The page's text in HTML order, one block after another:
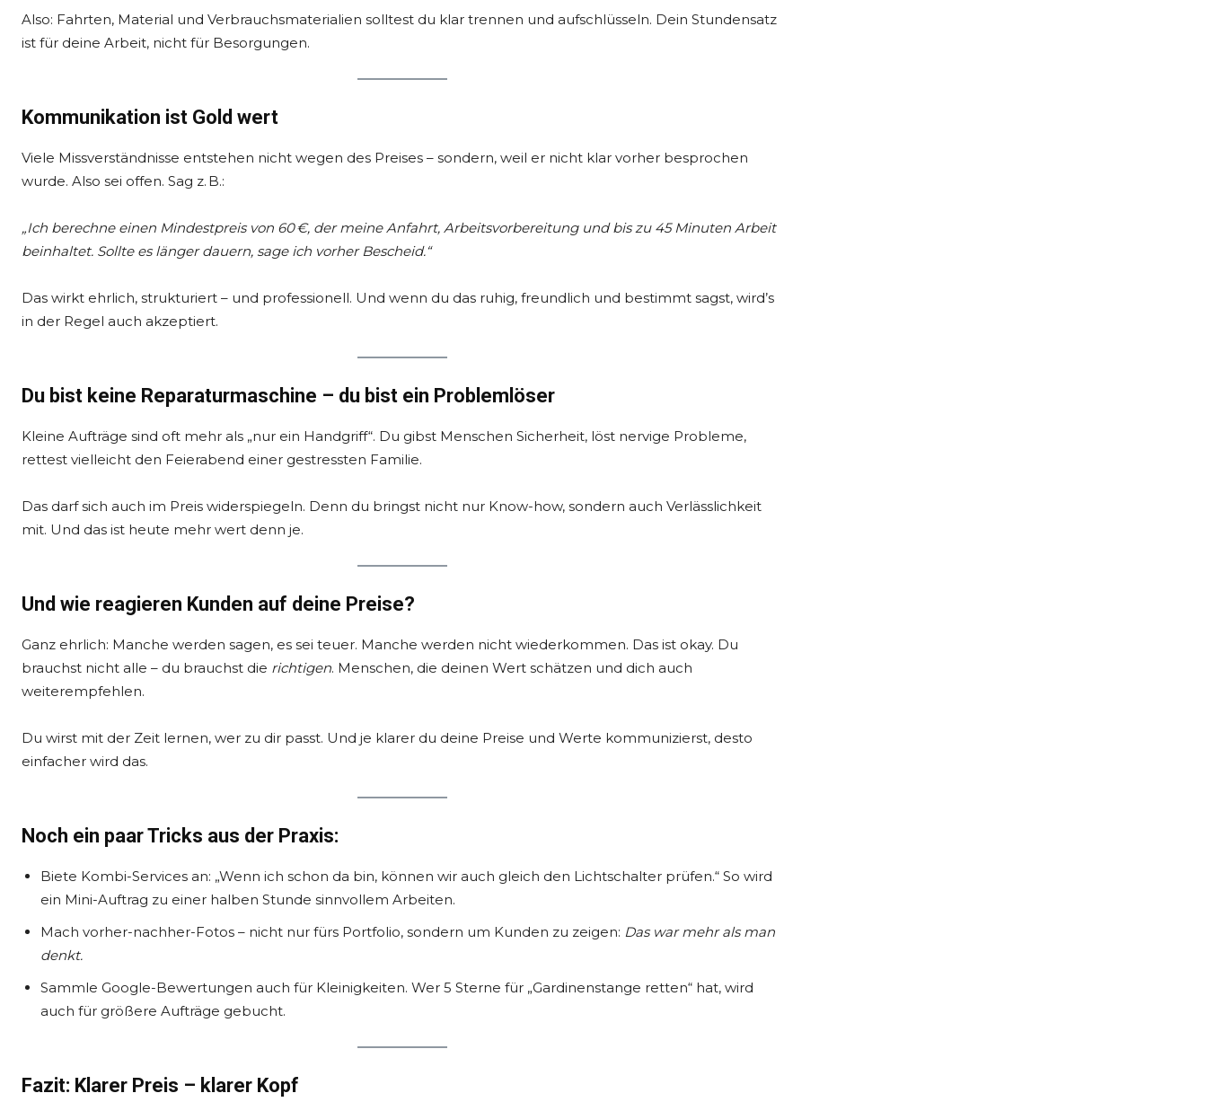
Also: Fahrten, Material und Verbrauchsmaterialien solltest du klar trennen und aufschlüsseln. Dein Stundensatz
ist für deine Arbeit, nicht für Besorgungen.
Kommunikation ist Gold wert
Viele Missverständnisse entstehen nicht wegen des Preises – sondern, weil er nicht klar vorher besprochen
wurde. Also sei offen. Sag z. B.:
„Ich berechne einen Mindestpreis von 60 €, der meine Anfahrt, Arbeitsvorbereitung und bis zu 45 Minuten Arbeit
beinhaltet. Sollte es länger dauern, sage ich vorher Bescheid.“
Das wirkt ehrlich, strukturiert – und professionell. Und wenn du das ruhig, freundlich und bestimmt sagst, wird’s
in der Regel auch akzeptiert.
Du bist keine Reparaturmaschine – du bist ein Problemlöser
Kleine Aufträge sind oft mehr als „nur ein Handgriff“. Du gibst Menschen Sicherheit, löst nervige Probleme,
rettest vielleicht den Feierabend einer gestressten Familie.
Das darf sich auch im Preis widerspiegeln. Denn du bringst nicht nur Know-how, sondern auch Verlässlichkeit
mit. Und das ist heute mehr wert denn je.
Und wie reagieren Kunden auf deine Preise?
Ganz ehrlich: Manche werden sagen, es sei teuer. Manche werden nicht wiederkommen. Das ist okay. Du
brauchst nicht alle – du brauchst die richtigen. Menschen, die deinen Wert schätzen und dich auch
weiterempfehlen.
Du wirst mit der Zeit lernen, wer zu dir passt. Und je klarer du deine Preise und Werte kommunizierst, desto
einfacher wird das.
Noch ein paar Tricks aus der Praxis:
Biete Kombi-Services an: „Wenn ich schon da bin, können wir auch gleich den Lichtschalter prüfen.“ So wird
ein Mini-Auftrag zu einer halben Stunde sinnvollem Arbeiten.
Mach vorher-nachher-Fotos – nicht nur fürs Portfolio, sondern um Kunden zu zeigen: Das war mehr als man
denkt.
Sammle Google-Bewertungen auch für Kleinigkeiten. Wer 5 Sterne für „Gardinenstange retten“ hat, wird
auch für größere Aufträge gebucht.
Fazit: Klarer Preis – klarer Kopf